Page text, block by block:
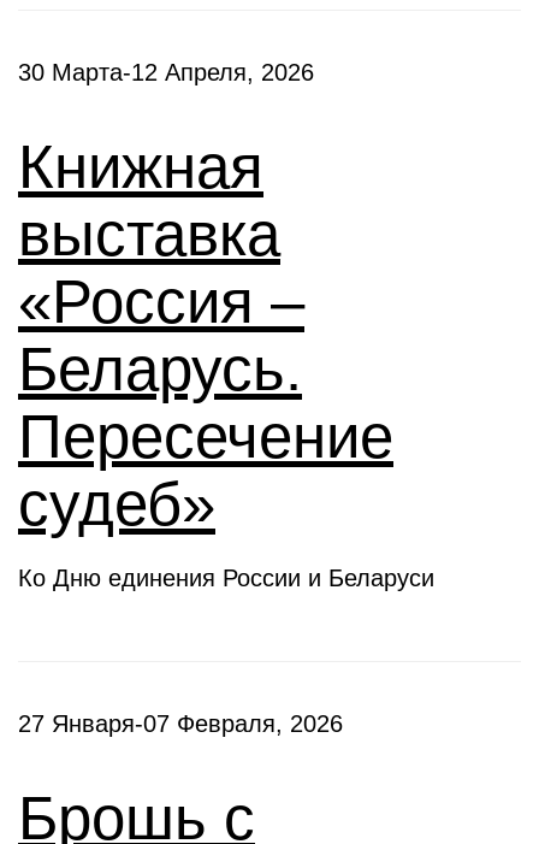
30 Марта-12 Апреля, 2026
Книжная
выставка
«Россия –
Беларусь.
Пересечение
судеб»
Ко Дню единения России и Беларуси
27 Января-07 Февраля, 2026
Брошь с